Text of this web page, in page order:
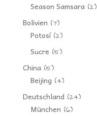
Season Samsara(2)
Bolivien (7)
Potosí(2)
Sucre (5)
China(5)
Beijing (4)
Deutschland(24)
München (6)